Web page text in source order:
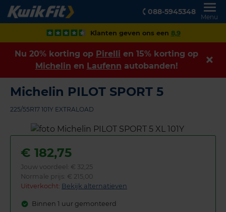
088-5945348
Menu
Klanten geven ons een 8,9
Nu 20% korting op Pirelli en 15% korting op
Michelin en Laufenn autobanden!
Michelin PILOT SPORT 5
225/55R17 101Y EXTRALOAD
€ 182,75
Jouw voordeel: € 32,25
Normale prijs: € 215,00
Uitverkocht: Bekijk alternatieven
Binnen 1 uur gemonteerd